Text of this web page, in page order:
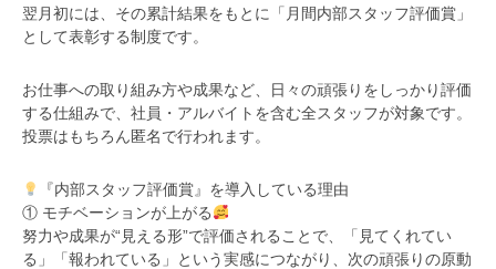
翌月初には、その累計結果をもとに「月間内部スタッフ評価賞」
として表彰する制度です。
お仕事への取り組み方や成果など、日々の頑張りをしっかり評価
する仕組みで、社員・アルバイトを含む全スタッフが対象です。
投票はもちろん匿名で行われます。
『内部スタッフ評価賞』を導入している理由
① モチベーションが上がる
努力や成果が“見える形”で評価されることで、「見てくれてい
る」「報われている」という実感につながり、次の頑張りの原動